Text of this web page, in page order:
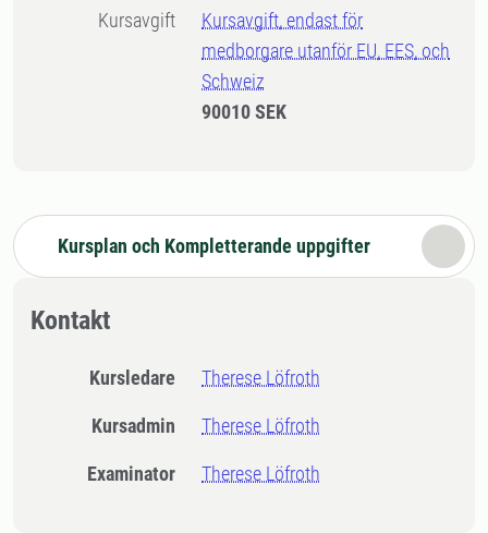
Kursavgift
Kursavgift, endast för
medborgare utanför EU, EES, och
Schweiz
90010 SEK
Kursplan och Kompletterande uppgifter
Kontakt
Kursledare Therese Löfroth
Kursadmin Therese Löfroth
Examinator Therese Löfroth